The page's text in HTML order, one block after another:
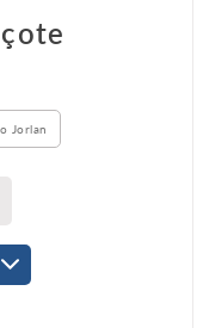
Jorlan